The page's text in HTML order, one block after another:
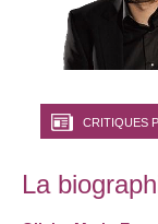
CRITIQUES
La